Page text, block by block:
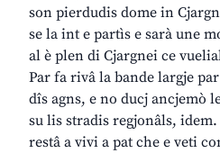
son pierdudis dome in
se la int e partìs e sarà une
al è plen di Cjargnei ce
Par fa rivâ la bande largje
dîs agns, e no ducj ancjemò
su lis stradis regjonâls,
restâ a vivi a pat che e veti